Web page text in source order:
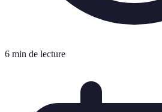
6 min de lecture